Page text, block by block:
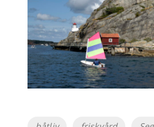
Etiketter